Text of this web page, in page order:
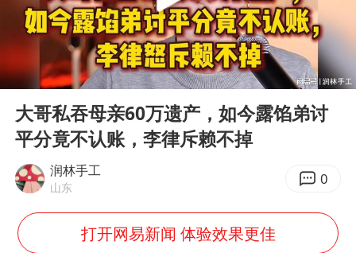
Play
00:00 19:19
大哥私吞母亲60万遗产，如今露馅弟讨
平分竟不认账，李律斥赖不掉
润林手工
山东 0
打开网易新闻 体验效果更佳